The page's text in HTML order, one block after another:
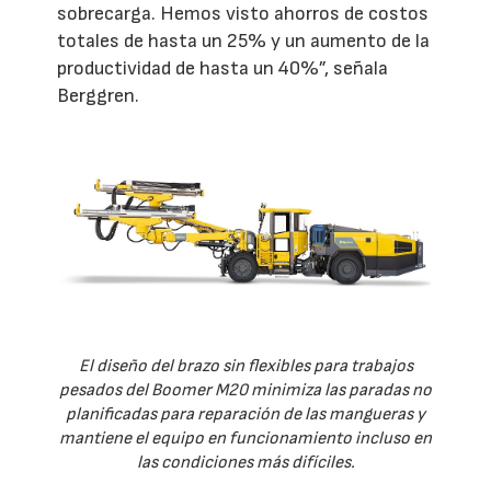
sobrecarga. Hemos visto ahorros de costos
totales de hasta un 25% y un aumento de la
productividad de hasta un 40%”, señala
Berggren.
El diseño del brazo sin flexibles para trabajos
pesados del Boomer M20 minimiza las paradas no
planificadas para reparación de las mangueras y
mantiene el equipo en funcionamiento incluso en
las condiciones más difíciles.